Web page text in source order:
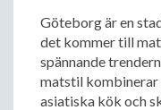
Göteborg är en
det kommer till
spännande
matstil kombinerar
asiatiska kök och